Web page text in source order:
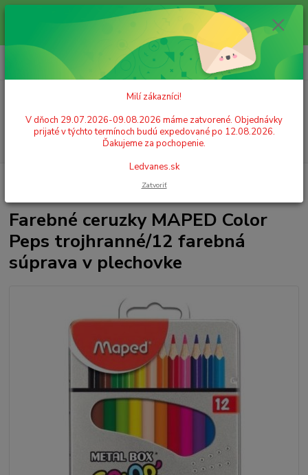
Milí zákazníci! V dňoch 29.07.2026-09.08.2026 máme zatvorené.
Objednávky prijaté v týchto termínoch budú expedované po 12.08.2026.
Ďakujeme za pochopenie. Ledvanes.sk
+421 908 755 958
Po. - Pia. od 9:00 hod. - 16:00 hod.
za0,00 EUR
Farebné ceruzky MAPED Color Peps trojhranné/12 farebná súprava v plechovke
Farebné ceruzky MAPED Color
Peps trojhranné/12 farebná
súprava v plechovke
Milí zákazníci!
V dňoch 29.07.2026-09.08.2026 máme zatvorené. Objednávky
prijaté v týchto termínoch budú expedované po 12.08.2026.
Ďakujeme za pochopenie.
Ledvanes.sk
Zatvoriť